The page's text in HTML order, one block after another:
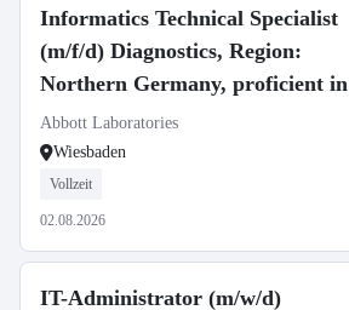
Informatics Technical Specialist
(m/f/d) Diagnostics, Region:
Northern Germany, proficient in
Danish
Abbott Laboratories
Wiesbaden
Vollzeit
02.08.2026
IT-Administrator (m/w/d)